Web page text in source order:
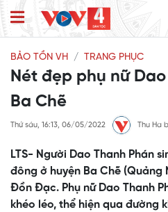
BẢO TỒN VH TRANG PHỤC
Nét đẹp phụ nữ
Ba Chẽ
Thứ sáu, 16:13, 06/05/2022 Thu Ha
LTS- Người Dao Thanh Phán
đông ở huyện Ba Chẽ (Quảng
Đồn Đạc. Phụ nữ Dao Thanh
khéo léo, thể hiện qua đường